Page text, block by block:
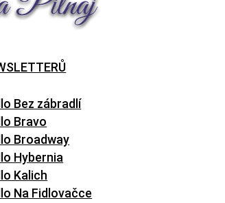
Bez zábradlí
Bravo
Broadway
Hybernia
Kalich
Na Fidlovačce